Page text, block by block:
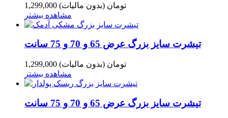
1,299,000 تومان (بدون مالیات)
مشاهده بیشتر
تیشرت سایز بزرگ عرض 65 و 70 و 75 سانت
1,299,000 تومان (بدون مالیات)
مشاهده بیشتر
تیشرت سایز بزرگ عرض 65 و 70 و 75 سانت